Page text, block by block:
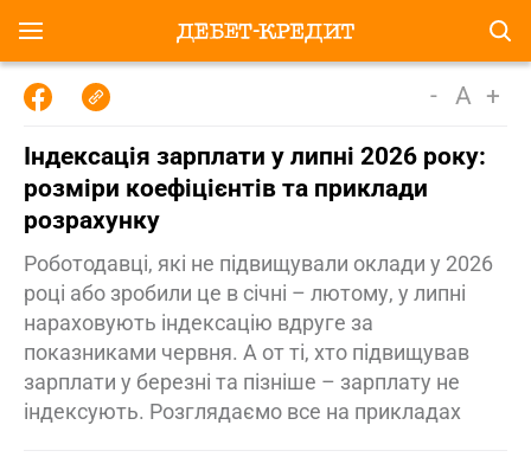
- A +
Індексація зарплати у липні 2026 року:
розміри коефіцієнтів та приклади
розрахунку
Роботодавці, які не підвищували оклади у 2026
році або зробили це в січні – лютому, у липні
нараховують індексацію вдруге за
показниками червня. А от ті, хто підвищував
зарплати у березні та пізніше – зарплату не
індексують. Розглядаємо все на прикладах